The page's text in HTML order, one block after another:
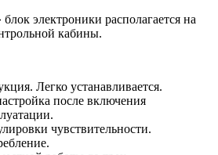
электроники располагается на
кабины.
Легко устанавливается.
после включения
чувствительности.